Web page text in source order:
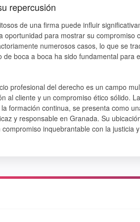
repercusión
de una firma puede influir
oportunidad para mostrar su
numerosos casos, lo que se
de boca a boca ha sido fundamental para
profesional del derecho es un campo
al cliente y un compromiso ético sólido.
formación continua, se presenta como
y responsable en Granada. Su
inquebrantable con la justicia